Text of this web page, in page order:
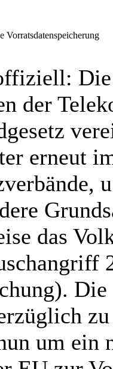
Vorratsdatenspeicherung
der
erneut
das
Die
um ein